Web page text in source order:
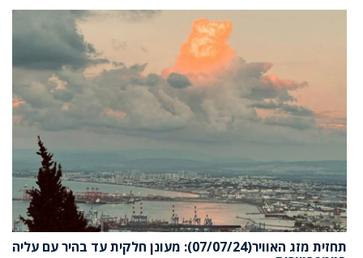
תחזית מזג האוויר(07/07/24): מעונן חלקית עד בהיר עם עליה